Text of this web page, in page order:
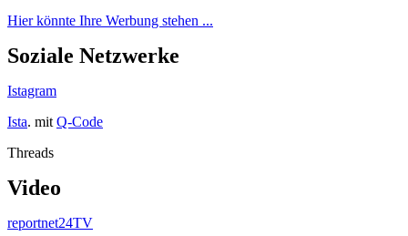
Hier könnte Ihre Werbung stehen ...
Soziale Netzwerke
Istagram
Ista. mit Q-Code
Threads
Video
reportnet24TV